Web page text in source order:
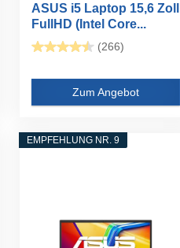
ASUS i5 Laptop 15,6 Zoll
FullHD (Intel Core...
(266)
Zum Angebot
EMPFEHLUNG NR. 9